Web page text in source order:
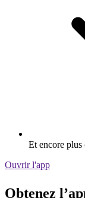
Et encore
Ouvrir l'app
Obtenez